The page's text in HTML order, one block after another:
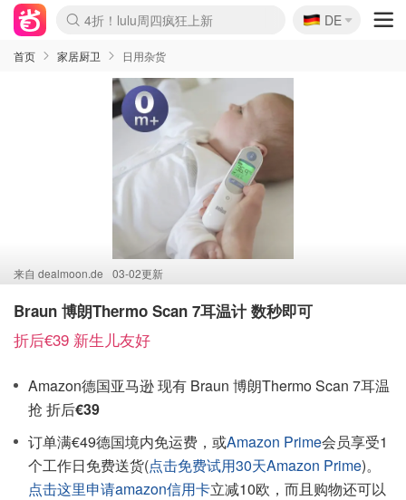
Boticinal 夏促开抢！
4折！lulu周四疯狂上新
还没结束！&OtherStories大促
Joybuy变相75折 随时失效
速领！Stanley独家85折
疑似霸哥！Camper额外叠85折
Zalando 奥莱闪促！每日更新
Moncler反季囤！5折起+叠9折
Coach Brooklyn仅€192
🇩🇪
DE
首页 家居厨卫 日用杂货
来自 dealmoon.de 03-02更新
Braun 博朗Thermo Scan 7耳温计 数秒即可
折后€39 新生儿友好
Amazon德国亚马逊 现有 Braun 博朗Thermo Scan 7耳温
抢 折后€39
订单满€49德国境内免运费，或Amazon Prime会员享受1
个工作日免费送货(点击免费试用30天Amazon Prime)。
点击这里申请amazon信用卡立减10欧，而且购物还可以